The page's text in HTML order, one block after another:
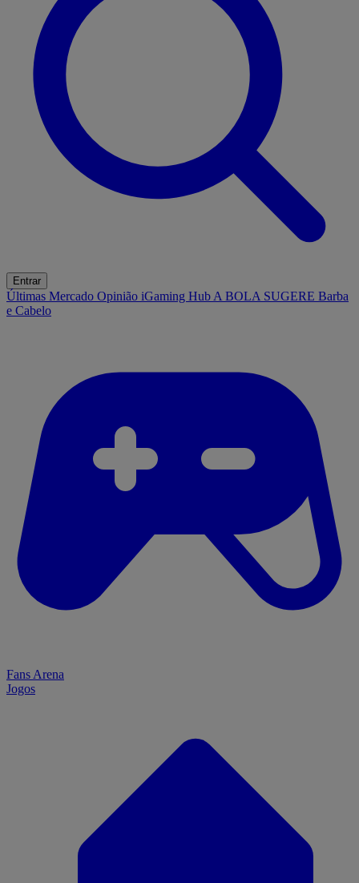
Entrar
Últimas Mercado Opinião iGaming Hub A BOLA SUGERE Barba
e Cabelo
Fans Arena
Jogos